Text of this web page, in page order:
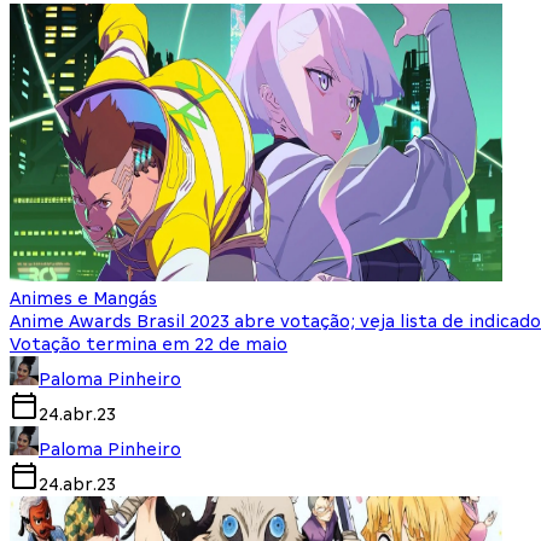
Animes e Mangás
Anime Awards Brasil 2023 abre votação; veja lista de
Votação termina em 22 de maio
Paloma Pinheiro
24.abr.23
Paloma Pinheiro
24.abr.23